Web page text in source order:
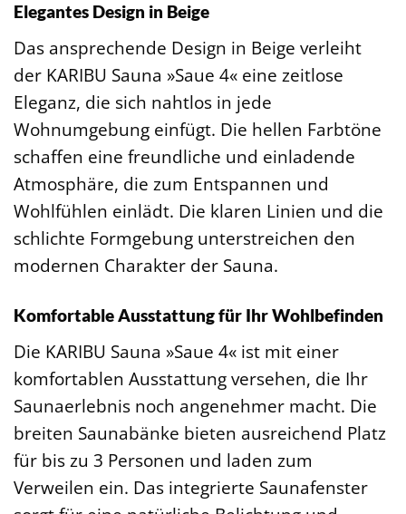
Elegantes Design in Beige
Das ansprechende Design in Beige verleiht
der KARIBU Sauna »Saue 4« eine zeitlose
Eleganz, die sich nahtlos in jede
Wohnumgebung einfügt. Die hellen Farbtöne
schaffen eine freundliche und einladende
Atmosphäre, die zum Entspannen und
Wohlfühlen einlädt. Die klaren Linien und die
schlichte Formgebung unterstreichen den
modernen Charakter der Sauna.
Komfortable Ausstattung für Ihr Wohlbefinden
Die KARIBU Sauna »Saue 4« ist mit einer
komfortablen Ausstattung versehen, die Ihr
Saunaerlebnis noch angenehmer macht. Die
breiten Saunabänke bieten ausreichend Platz
für bis zu 3 Personen und laden zum
Verweilen ein. Das integrierte Saunafenster